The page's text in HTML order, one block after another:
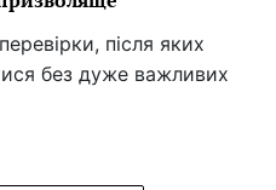
після яких
без дуже важливих